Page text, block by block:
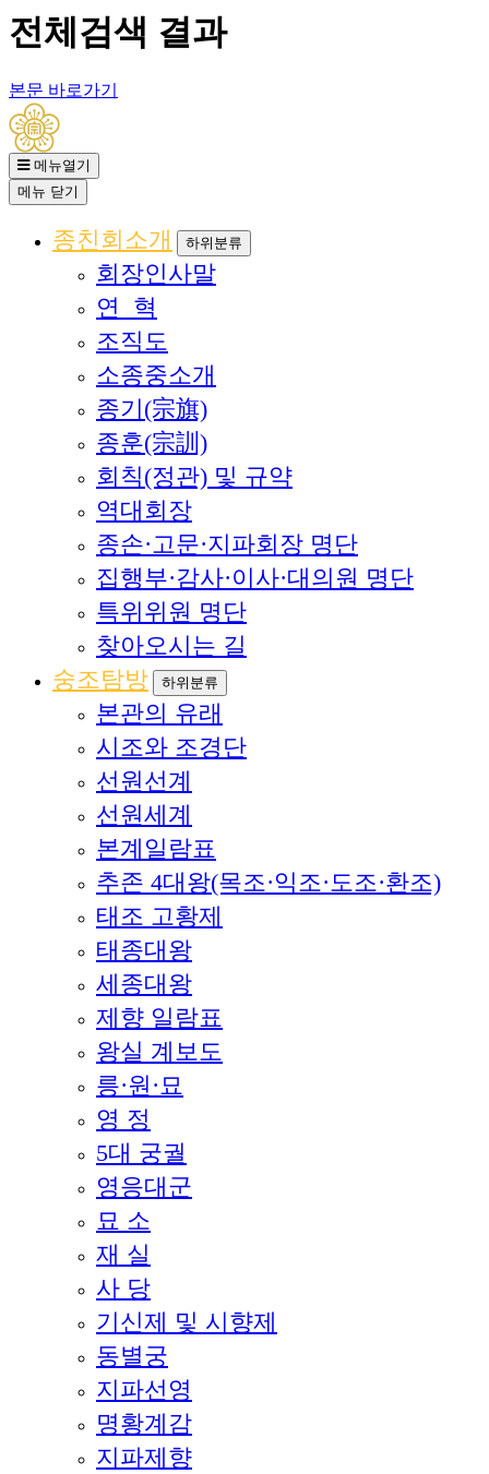
전체검색 결과
본문 바로가기
메뉴열기
메뉴 닫기
종친회소개 하위분류
회장인사말
연 혁
조직도
소종중소개
종기(宗旗)
종훈(宗訓)
회칙(정관) 및 규약
역대회장
종손·고문·지파회장 명단
집행부·감사·이사·대의원 명단
특위위원 명단
찾아오시는 길
숭조탐방
하위분류
본관의 유래
시조와 조경단
선원선계
선원세계
본계일람표
추존 4대왕(목조·익조·도조·환조)
태조 고황제
태종대왕
세종대왕
제향 일람표
왕실 계보도
릉·원·묘
영 정
5대 궁궐
영응대군
묘 소
재 실
사 당
기신제 및 시향제
동별궁
지파선영
명황계감
지파제향